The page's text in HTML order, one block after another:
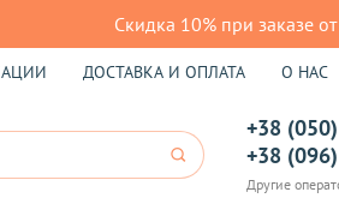
Скидка 10% при заказе
ДОСТАВКА И ОПЛАТА О НАС
+38
+38
Другие